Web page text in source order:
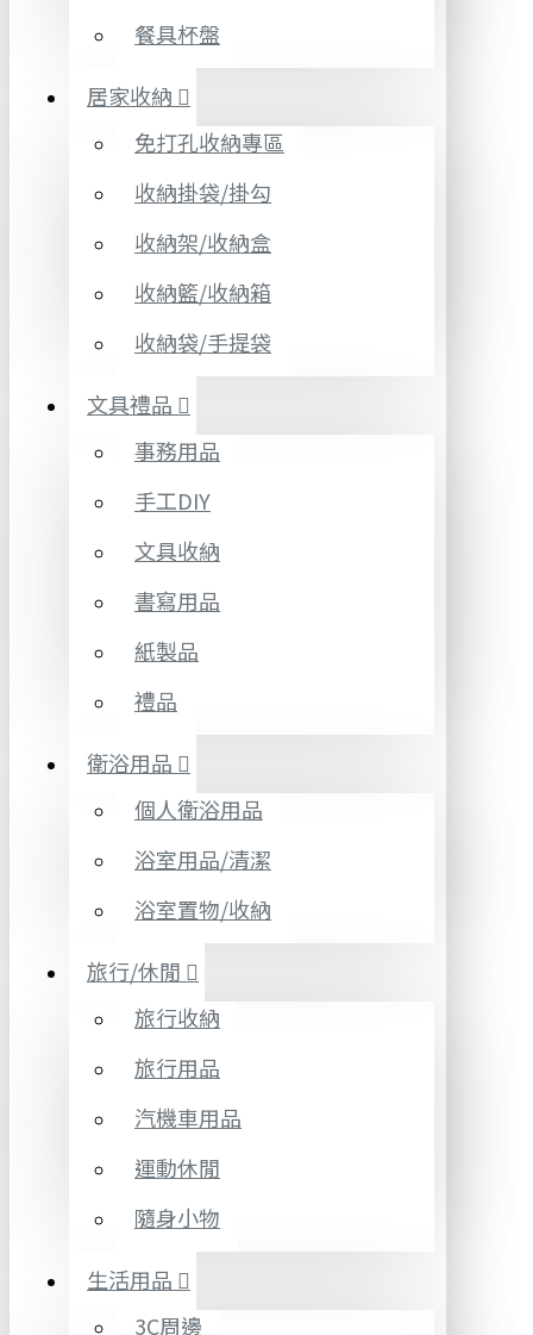
餐具杯盤
居家收納
免打孔收納專區
收納掛袋/掛勾
收納架/收納盒
收納籃/收納箱
收納袋/手提袋
文具禮品
事務用品
手工DIY
文具收納
書寫用品
紙製品
禮品
衛浴用品
個人衛浴用品
浴室用品/清潔
浴室置物/收納
旅行/休閒
旅行收納
旅行用品
汽機車用品
運動休閒
隨身小物
生活用品
3C周邊